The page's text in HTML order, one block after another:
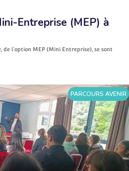
Entreprise (MEP) à
de l’option MEP (Mini Entreprise), se sont
PARCOURS AVENIR